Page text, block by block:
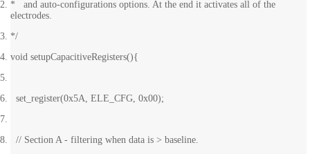
* and auto-configurations options. At the end it activates all of the
electrodes.
*/
void setupCapacitiveRegisters(){
set_register(0x5A, ELE_CFG, 0x00);
// Section A - filtering when data is > baseline.